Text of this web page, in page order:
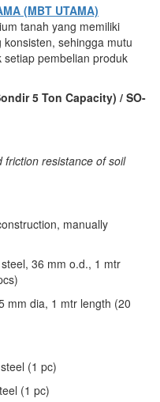
(MBT UTAMA)
tanah yang memiliki
sehingga mutu
pembelian produk
5 Ton Capacity) / SO-
resistance of soil
manually
36 mm o.d., 1 mtr
mm dia, 1 mtr length (20
(1 pc)
(1 pc)